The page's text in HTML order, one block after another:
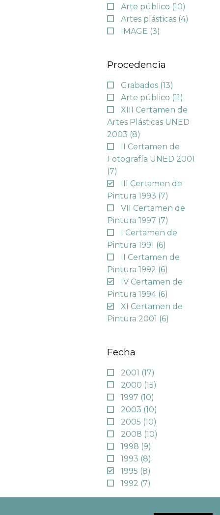
Arte público (10)
Artes plásticas (4)
IMAGE (3)
Procedencia
Grabados (13)
Arte público (11)
XIII Certamen de
Artes Plásticas UNED
2003 (8)
II Certamen de
Fotografía UNED 2001
(7)
III Certamen de
Pintura 1993 (7)
VII Certamen de
Pintura 1997 (7)
I Certamen de
Pintura 1991 (6)
II Certamen de
Pintura 1992 (6)
IV Certamen de
Pintura 1994 (6)
XI Certamen de
Pintura 2001 (6)
Fecha
2001 (17)
2000 (15)
1997 (10)
2003 (10)
2005 (10)
2008 (10)
1998 (9)
1993 (8)
1995 (8)
1992 (7)